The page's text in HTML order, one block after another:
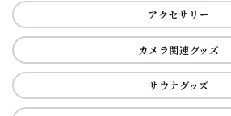
アクセサリー
カメラ関連グッズ
サウナグッズ